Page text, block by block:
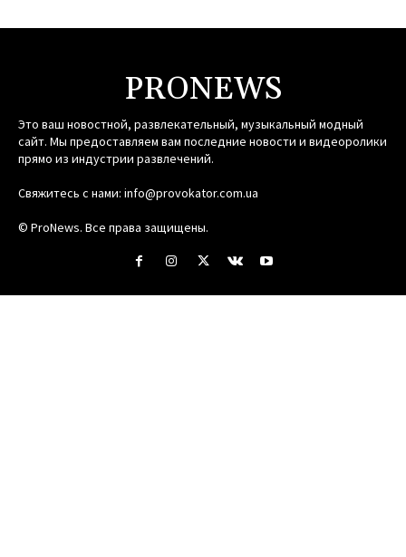
PRONEWS
Это ваш новостной, развлекательный, музыкальный модный
сайт. Мы предоставляем вам последние новости и видеоролики
прямо из индустрии развлечений.
Свяжитесь с нами: info@provokator.com.ua
© ProNews. Все права защищены.